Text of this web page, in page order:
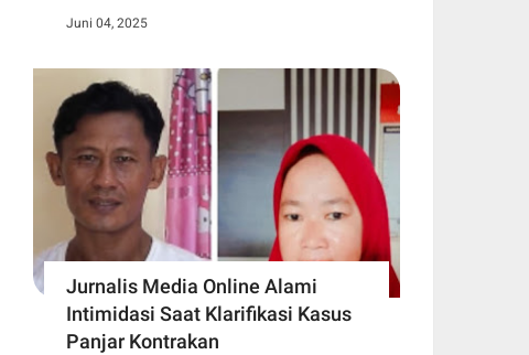
Juni 04, 2025
Jurnalis Media Online Alami
Intimidasi Saat Klarifikasi Kasus
Panjar Kontrakan